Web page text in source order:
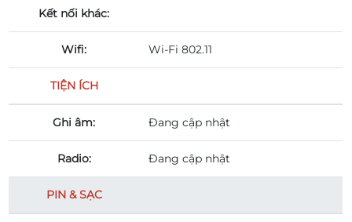
Kết nối khác:
Wifi: Wi-Fi 802.11
TIỆN ÍCH
Ghi âm: Đang cập nhật
Radio: Đang cập nhật
PIN & SẠC